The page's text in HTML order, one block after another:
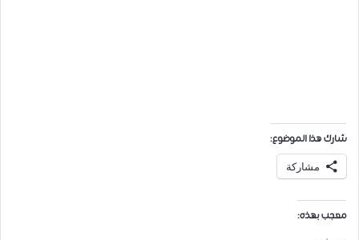
شارك هذا الموضوع:
مشاركة
معجب بهذه: